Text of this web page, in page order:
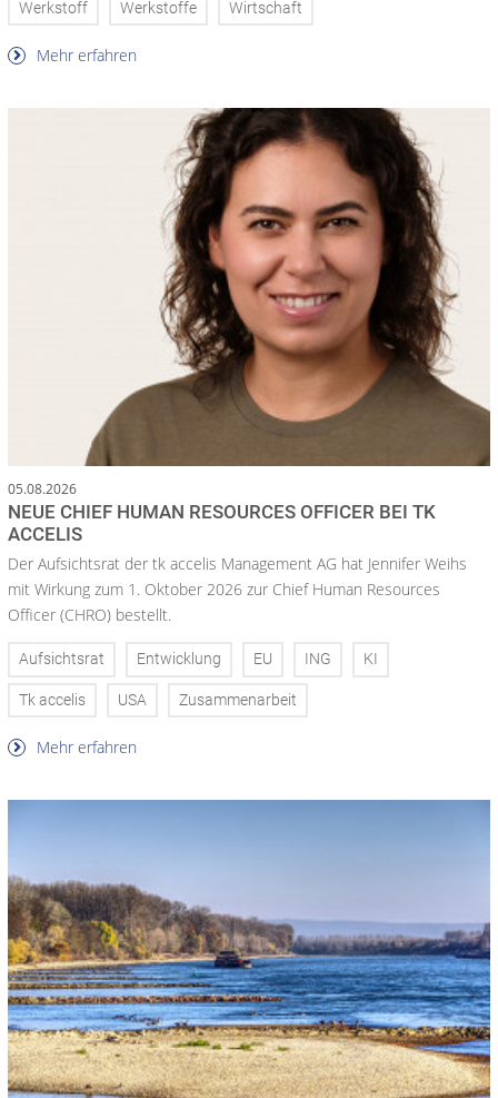
Werkstoff Werkstoffe Wirtschaft
Mehr erfahren
05.08.2026
NEUE CHIEF HUMAN RESOURCES OFFICER BEI TK
ACCELIS
Der Aufsichtsrat der tk accelis Management AG hat Jennifer Weihs
mit Wirkung zum 1. Oktober 2026 zur Chief Human Resources
Officer (CHRO) bestellt.
Aufsichtsrat Entwicklung EU ING KI
Tk accelis USA Zusammenarbeit
Mehr erfahren